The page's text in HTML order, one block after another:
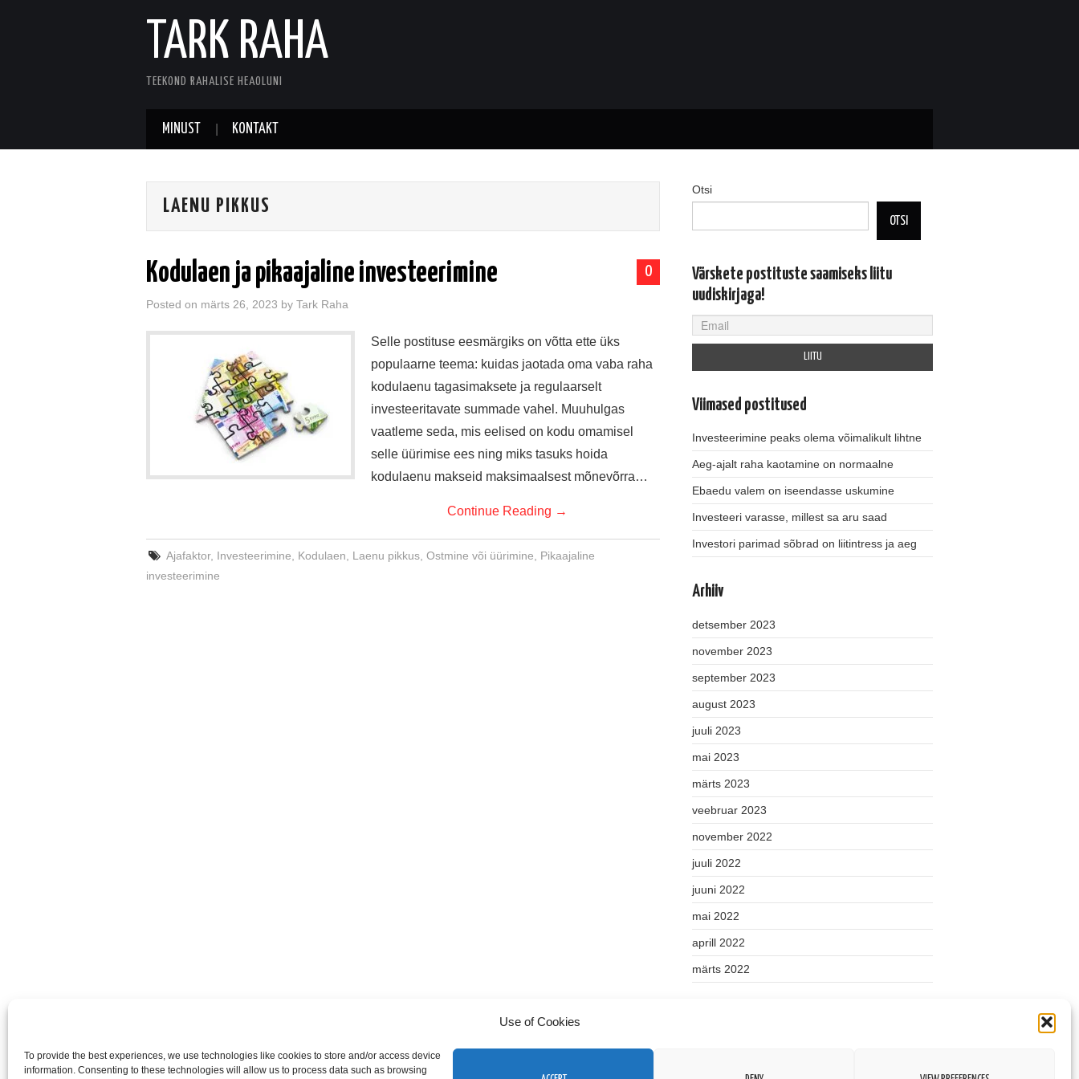
Use of Cookies
To provide the best experiences, we use technologies like cookies to store and/or access device
information. Consenting to these technologies will allow us to process data such as browsing
TARK RAHA
TEEKOND RAHALISE HEAOLUNI
MINUST KONTAKT
LAENU PIKKUS
0
Kodulaen ja pikaajaline investeerimine
Posted on märts 26, 2023 by Tark Raha
Selle postituse eesmärgiks on võtta ette üks
populaarne teema: kuidas jaotada oma vaba raha
kodulaenu tagasimaksete ja regulaarselt
investeeritavate summade vahel. Muuhulgas
vaatleme seda, mis eelised on kodu omamisel
selle üürimise ees ning miks tasuks hoida
kodulaenu makseid maksimaalsest mõnevõrra…
Continue Reading →
Ajafaktor, Investeerimine Kodulaen Laenu pikkus ,Ostmine või üürimine
Pikaajaline
investeerimine
Otsi
OTSI
Värskete postituste saamiseks liitu
uudiskirjaga!
Viimased postitused
Investeerimine peaks olema võimalikult lihtne
Aeg-ajalt raha kaotamine on normaalne
Ebaedu valem on iseendasse uskumine
Investeeri varasse, millest sa aru saad
Investori parimad sõbrad on liitintress ja aeg
Arhiiv
detsember 2023
november 2023
september 2023
august 2023
juuli 2023
mai 2023
märts 2023
veebruar 2023
november 2022
juuli 2022
juuni 2022
mai 2022
aprill 2022
märts 2022